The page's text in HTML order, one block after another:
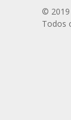
© 2019
Todos